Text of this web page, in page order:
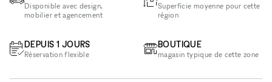
Disponible avec design,
mobilier et agencement
DEPUIS 1 JOURS
Réservation flexible
Superficie moyenne pour cette
région
BOUTIQUE
magasin typique de cette zone